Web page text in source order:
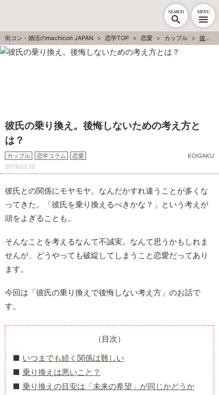
SEARCH MENU
街コン・婚活のmachicon JAPAN 恋学TOP 恋愛 カップル 彼氏の乗り換え。後悔しないための考え方とは？
彼氏の乗り換え。後悔しないための考え方と
は？
カップル 恋学コラム 恋愛
KOIGAKU
2019.05.10
彼氏との関係にモヤモヤ。なんだかすれ違うことが多くな
ってきた。「彼氏を乗り換えるべきかな？」という考えが
頭をよぎることも。
そんなことを考えるなんて不誠実。なんて思うかもしれま
せんが、どうやっても破綻してしまうこと恋愛だってあり
ます。
今回は「彼氏の乗り換えで後悔しない考え方」のお話で
す。
（目次）
いつまでも続く関係は難しい
乗り換えは悪いこと？
乗り換えの目安は「未来の希望」が同じかどうか